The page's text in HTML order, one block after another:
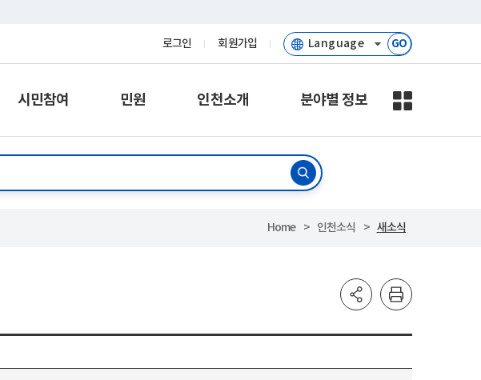
로그인 회원가입 GO
시민참여 민원 인천소개 분야별 정보
Home 인천소식 새소식